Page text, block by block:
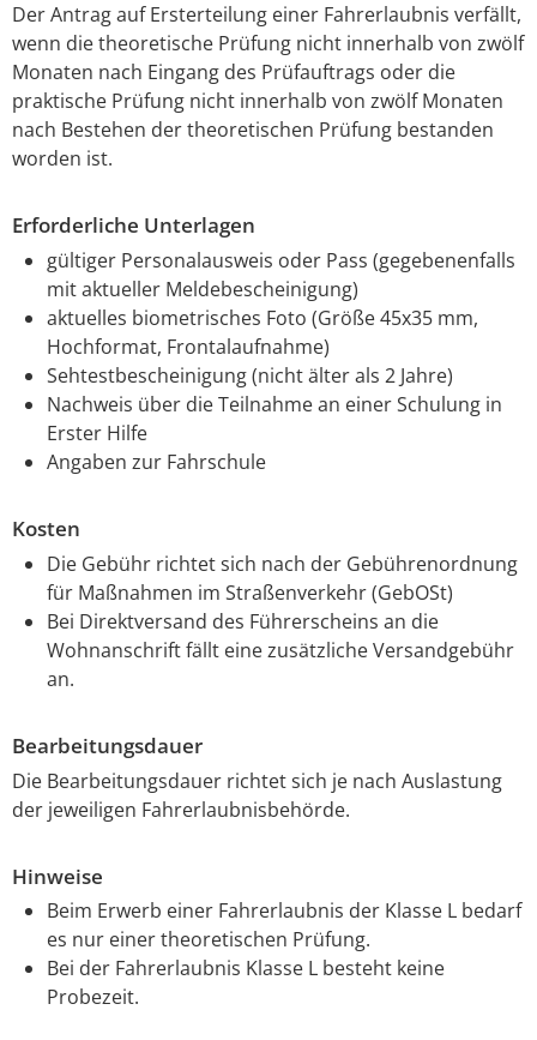
Der Antrag auf Ersterteilung einer Fahrerlaubnis verfällt,
wenn die theoretische Prüfung nicht innerhalb von zwölf
Monaten nach Eingang des Prüfauftrags oder die
praktische Prüfung nicht innerhalb von zwölf Monaten
nach Bestehen der theoretischen Prüfung bestanden
worden ist.
Erforderliche Unterlagen
gültiger Personalausweis oder Pass (gegebenenfalls
mit aktueller Meldebescheinigung)
aktuelles biometrisches Foto (Größe 45x35 mm,
Hochformat, Frontalaufnahme)
Sehtestbescheinigung (nicht älter als 2 Jahre)
Nachweis über die Teilnahme an einer Schulung in
Erster Hilfe
Angaben zur Fahrschule
Kosten
Die Gebühr richtet sich nach der Gebührenordnung
für Maßnahmen im Straßenverkehr (GebOSt)
Bei Direktversand des Führerscheins an die
Wohnanschrift fällt eine zusätzliche Versandgebühr
an.
Bearbeitungsdauer
Die Bearbeitungsdauer richtet sich je nach Auslastung
der jeweiligen Fahrerlaubnisbehörde.
Hinweise
Beim Erwerb einer Fahrerlaubnis der Klasse L bedarf
es nur einer theoretischen Prüfung.
Bei der Fahrerlaubnis Klasse L besteht keine
Probezeit.